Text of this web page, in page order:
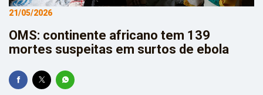
21/05/2026
OMS: continente africano tem 139
mortes suspeitas em surtos de ebola